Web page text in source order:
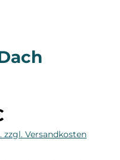
zzgl. Versandkosten